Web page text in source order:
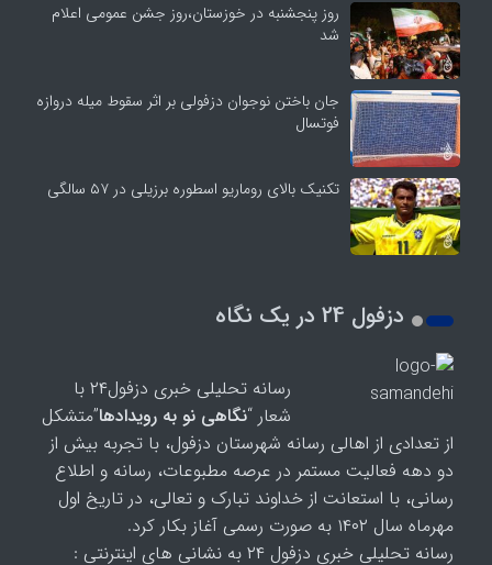
روز پنجشنبه در خوزستان،روز جشن عمومی اعلام
شد
جان باختن نوجوان دزفولی بر اثر سقوط میله دروازه
فوتسال
تکنیک بالای روماریو اسطوره برزیلی در ۵۷ سالگی
دزفول 24 در یک نگاه
رسانه تحلیلی خبری دزفول۲۴ با
شعار “نگاهی نو به رویدادها”متشکل
از تعدادی از اهالی رسانه شهرستان دزفول، با تجربه بیش از
دو دهه فعالیت مستمر در عرصه مطبوعات، رسانه و اطلاع
رسانی، با استعانت از خداوند تبارک و تعالی، در تاریخ اول
مهرماه سال ۱۴۰۲ به صورت رسمی آغاز بکار کرد.
رسانه تحلیلی خبری دزفول ۲۴ به نشانی های اینترنتی :